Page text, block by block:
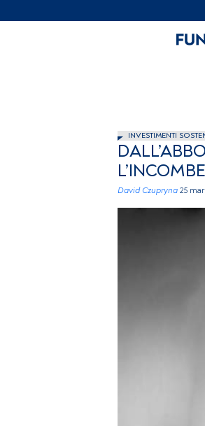
INVESTIMENTI
David Czupryna 25